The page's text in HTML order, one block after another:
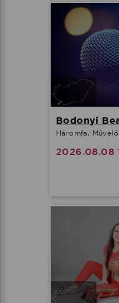
Bodonyi
Háromfa,
2026.08.08